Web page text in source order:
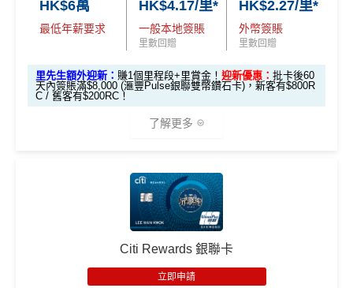
合共高達
（相等於8,
000里）
（相等於2,
000里）
*持卡人需於發卡後60日內完成累積簽賬滿HK$5,800要
求。 不可獲享迎新 ：於合資格信用卡批核日起計之過去 1
2 個月內曾取消任何滙豐個人信用卡基本卡 迎新條款：
內地同澳門簽賬交易費用全免(Pulse銀聯雙幣鑽石卡尊
用港幣同人民幣結賬，唔需要擔心匯率波動
最紅自主5X類別做到低至$4.17/里
2026年條款highlight咗透過電子錢包繳費得返1%回
贈，用WeChat Pay交稅或繳費實測得1%，扣返1%手
續費只係打返個和。但係用實測用
AlipayHK暫時仲食
到2%。如果2026年之後仲有稅/其他費用要交，可以睇
返信用卡繳費/信用卡交稅優惠
統一現金回贈2%
綁定電子錢包繳費都有回贈！2%
八達通自動增值都有回贈！0.4%
缺點
日常簽賬回贈0.4%，唔算太吸引
查看更多信用卡詳情及分析...
里先生加碼： 申請完填FormMrMiles.hk/hsbc-unionpa
y-pulse-form
賺1個里程段+里賞金
❗️（由里先生派出🎯3
8新會員額外里賞金#）
#每1里賞金 ≈ HK$1，可兌換FPS轉數快回贈！詳情MrMil
es.hk/mmcredit
戶
$800「獎賞
錢」
HK$6萬
最低年薪要求
HK$4.17/里*
一般本地簽賬
里數回贈
HK$2.27/里*
外幣簽賬
里數回贈
里先生額外迎新： 賺1個里程段+里賞金！ 迎新優惠： 批卡後60
天內簽賬滿$8,000 (滙豐Pulse銀聯雙幣鑽石卡)，新客有$800R
C / 舊客有$200RC！
了解更多
*（基本「獎賞錢」0.4%+「最紅自主獎賞
銀聯雙幣Pulse鑽石卡迎新
MrMiles.hk/hsbc-unionpay-a
Citi Rewards 銀聯卡
立即申請